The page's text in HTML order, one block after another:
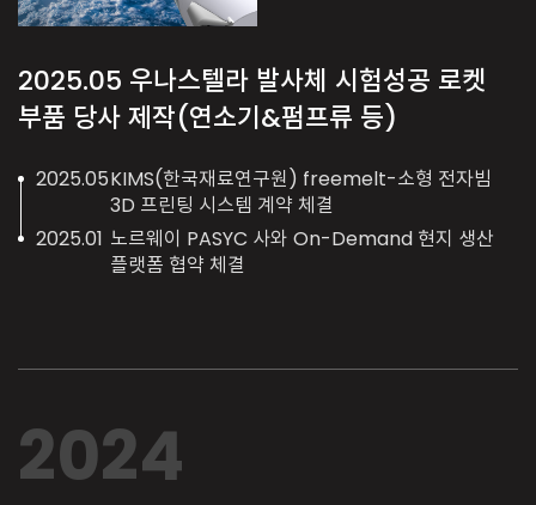
2025.05 우나스텔라 발사체 시험성공 로켓
부품 당사 제작(연소기&펌프류 등)
2025.05KIMS(한국재료연구원) freemelt-소형 전자빔
3D 프린팅 시스템 계약 체결
2025.01 노르웨이 PASYC 사와 On-Demand 현지 생산
플랫폼 협약 체결
2024